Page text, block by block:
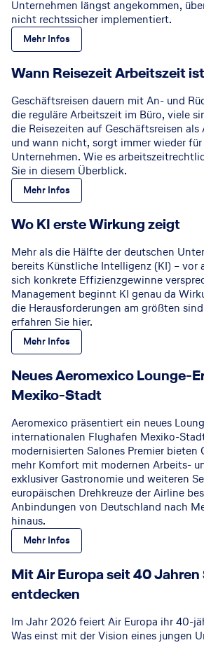
Unternehmen längst angekommen,
nicht rechtssicher implementiert.
Mehr Infos
Wann Reisezeit Arbeitszeit ist
Geschäftsreisen dauern mit An- und
die reguläre Arbeitszeit im Büro, viele
die Reisezeiten auf Geschäftsreisen
und wann nicht, sorgt immer wieder
Unternehmen. Wie es
Sie in diesem Überblick.
Mehr Infos
Wo KI erste Wirkung zeigt
Mehr als die Hälfte der deutschen
bereits Künstliche Intelligenz (KI) – vor
sich konkrete Effizienzgewinne
Management beginnt KI genau da
die Herausforderungen am größten
erfahren Sie hier.
Mehr Infos
Neues Aeromexico Lounge-
Mexiko-Stadt
Aeromexico präsentiert ein neues
internationalen Flughafen Mexiko-
modernisierten Salones Premier bieten
mehr Komfort mit modernen Arbeits-
exklusiver Gastronomie und weiteren
europäischen Drehkreuze der Airline
Anbindungen von Deutschland nach
hinaus.
Mehr Infos
Mit Air Europa seit 40
entdecken
Im Jahr 2026 feiert Air Europa ihr 40-
Was einst mit der Vision eines jungen